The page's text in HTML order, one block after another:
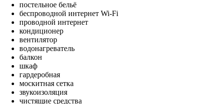
постельное бельё
беспроводной интернет Wi-Fi
проводной интернет
кондиционер
вентилятор
водонагреватель
балкон
шкаф
гардеробная
москитная сетка
звукоизоляция
чистящие средства